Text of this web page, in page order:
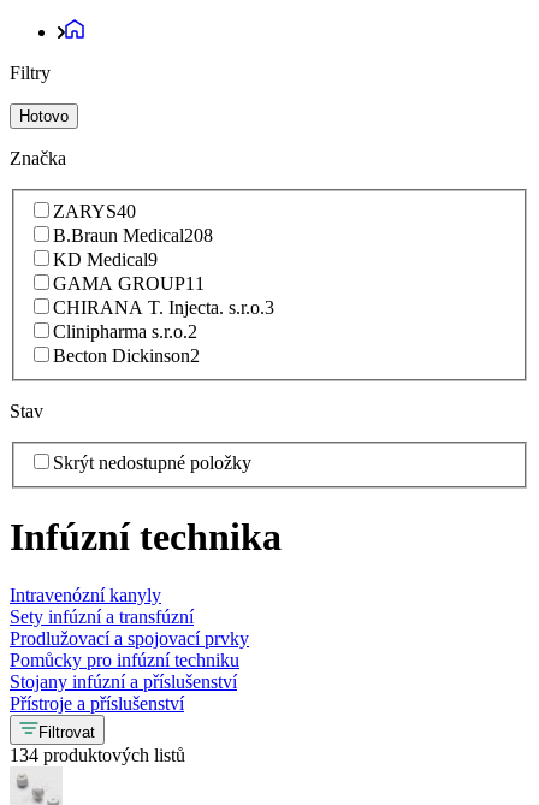
Filtry
Hotovo
Značka
ZARYS40
B.Braun Medical208
KD Medical9
GAMA GROUP11
CHIRANA T. Injecta. s.r.o.3
Clinipharma s.r.o.2
Becton Dickinson2
Stav
Skrýt nedostupné položky
Infúzní technika
Intravenózní kanyly
Sety infúzní a transfúzní
Prodlužovací a spojovací prvky
Pomůcky pro infúzní techniku
Stojany infúzní a příslušenství
Přístroje a příslušenství
Filtrovat
134 produktových listů